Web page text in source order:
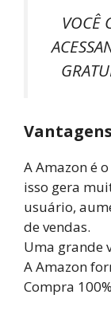
VOCÊ
A Amazon é
isso gera
usuário,
de vendas.
Uma grande
A Amazon
Compra